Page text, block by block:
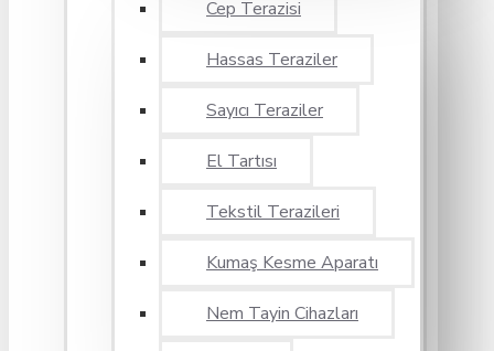
Cep Terazisi
Hassas Teraziler
Sayıcı Teraziler
El Tartısı
Tekstil Terazileri
Kumaş Kesme Aparatı
Nem Tayin Cihazları